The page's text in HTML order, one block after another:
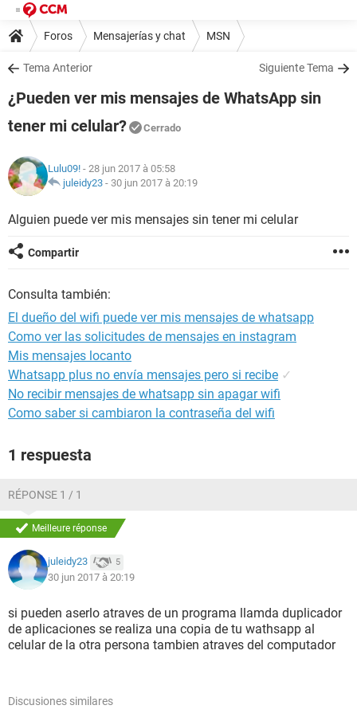
Foros Mensajerías y chat MSN
Tema Anterior Siguiente Tema
¿Pueden ver mis mensajes de WhatsApp sin
tener mi celular?
Cerrado
Lulu09! - 28 jun 2017 à 05:58
juleidy23 - 30 jun 2017 à 20:19
Alguien puede ver mis mensajes sin tener mi celular
Compartir
Consulta también:
El dueño del wifi puede ver mis mensajes de whatsapp
Como ver las solicitudes de mensajes en instagram
Mis mensajes locanto
Whatsapp plus no envía mensajes pero si recibe ✓
No recibir mensajes de whatsapp sin apagar wifi
Como saber si cambiaron la contraseña del wifi
1 respuesta
RÉPONSE 1 / 1
Meilleure réponse
juleidy23 5
30 jun 2017 à 20:19
si pueden aserlo atraves de un programa llamda duplicador
de aplicaciones se realiza una copia de tu wathsapp al
celular de la otra persona tambien atraves del computador
Discusiones similares